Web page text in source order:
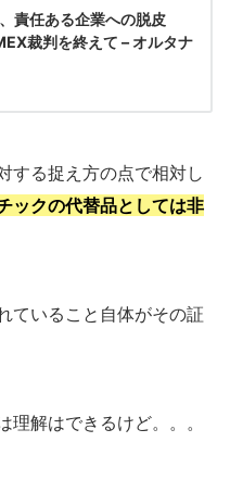
責任ある企業への脱皮
裁判を終えて – オルタナ
する捉え方の点で相対し
ックの代替品としては非
ていること自体がその証
解はできるけど。。。